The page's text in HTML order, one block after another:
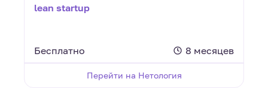
lean startup
Бесплатно 8 месяцев
Перейти на Нетология